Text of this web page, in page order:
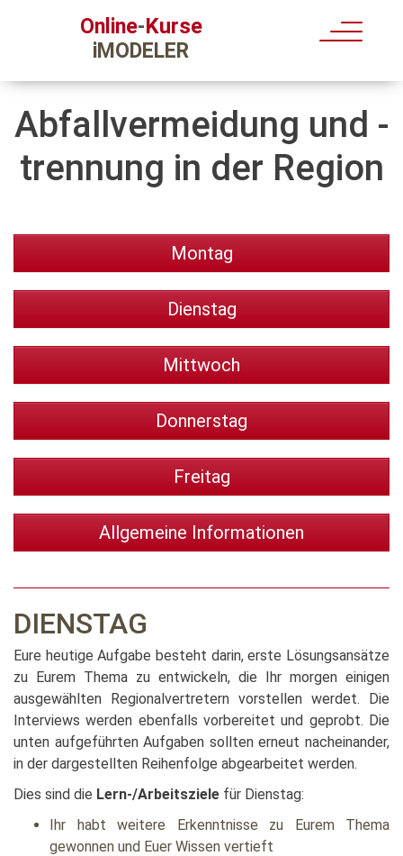
Online-Kurse
iMODELER
Abfallvermeidung und -
trennung in der Region
Montag
Dienstag
Mittwoch
Donnerstag
Freitag
Allgemeine Informationen
DIENSTAG
Eure heutige Aufgabe besteht darin, erste Lösungsansätze
zu Eurem Thema zu entwickeln, die Ihr morgen einigen
ausgewählten Regionalvertretern vorstellen werdet. Die
Interviews werden ebenfalls vorbereitet und geprobt. Die
unten aufgeführten Aufgaben sollten erneut nacheinander,
in der dargestellten Reihenfolge abgearbeitet werden.
Dies sind die Lern-/Arbeitsziele für Dienstag:
Ihr habt weitere Erkenntnisse zu Eurem Thema
gewonnen und Euer Wissen vertieft